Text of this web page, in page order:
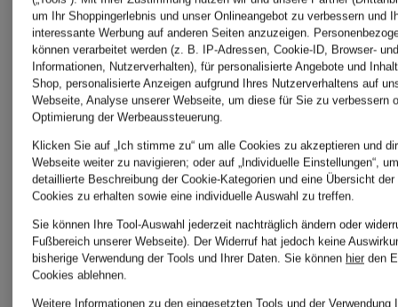
7 for all
mankind
ALBERTO
CALIDA
Peak
REPLAY
um Ihr Shoppingerlebnis und unser Onlineangebot zu verbessern und
interessante Werbung auf anderen Seiten anzuzeigen.
können verarbeitet werden (z. B. IP-Adressen, Cookie-ID, Browser-
Informationen, Nutzerverhalten), für personalisierte Angebote und
Shop, personalisierte Anzeigen aufgrund Ihres Nutzerverhaltens auf
Webseite, Analyse unserer Webseite, um diese für Sie zu verbessern
Optimierung der Werbeaussteuerung.
Klicken Sie auf „Ich stimme zu“ um alle Cookies zu akzeptieren und
Webseite weiter zu navigieren; oder auf „Individuelle Einstellungen“,
detaillierte Beschreibung der Cookie-Kategorien und eine Übersicht
Cookies zu erhalten sowie eine individuelle Auswahl zu treffen.
Sie können Ihre Tool-Auswahl jederzeit nachträglich ändern oder
Fußbereich unserer Webseite). Der Widerruf hat jedoch keine
bisherige Verwendung der Tools und Ihrer Daten. Sie können hier den
Cookies ablehnen.
Weitere Informationen zu den eingesetzten Tools und der Verwendung